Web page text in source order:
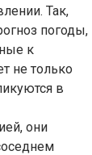
Так,
погоды,
к
не только
в
они